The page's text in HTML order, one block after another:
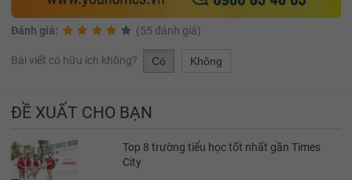
Đánh giá: (55 đánh giá)
Bài viết có hữu ích không? Có Không
ĐỀ XUẤT CHO BẠN
Top 8 trường tiểu học tốt nhất gần Times
City